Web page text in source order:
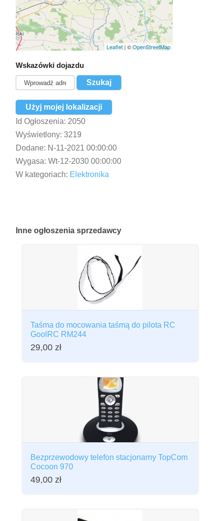
Leaflet | ©OpenStreetMap
Wskazówki dojazdu
Użyj mojej lokalizacji
Id Ogłoszenia: 2050
Wyświetlony: 3219
Dodane: N-11-2021 00:00:00
Wygasa: Wt-12-2030 00:00:00
W kategoriach: Elektronika
Inne ogłoszenia sprzedawcy
Taśma do mocowania taśmą do pilota RC
GoolRC RM244
29,00 zł
Bezprzewodowy telefon stacjonarny TopCom
Cocoon 970
49,00 zł